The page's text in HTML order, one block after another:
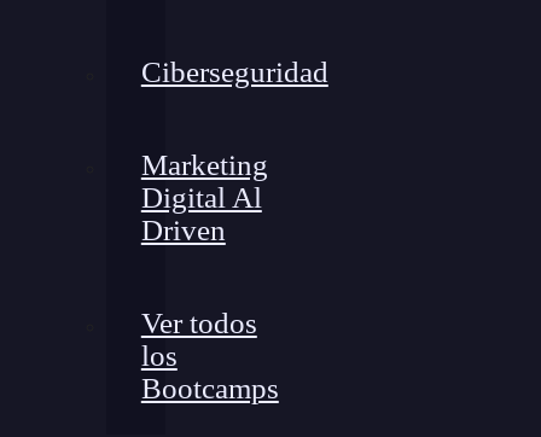
Ciberseguridad
Marketing
Digital Al
Driven
Ver todos
los
Bootcamps